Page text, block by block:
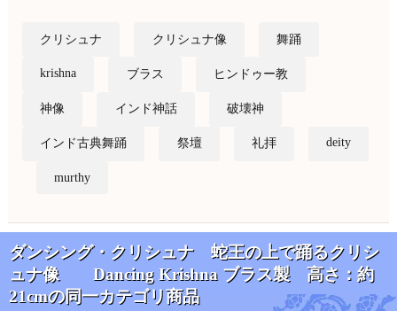
クリシュナ クリシュナ像 舞踊
krishna ブラス ヒンドゥー教
神像 インド神話 破壊神
インド古典舞踊 祭壇 礼拝 deity
murthy
ダンシング・クリシュナ 蛇王の上で踊るクリシ
ュナ像 Dancing Krishna ブラス製 高さ：約
21cmの同一カテゴリ商品